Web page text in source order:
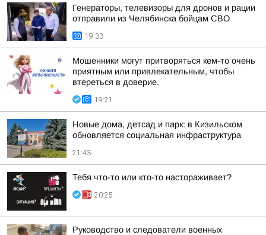
Генераторы, телевизоры для дронов и рации
отправили из Челябинска бойцам СВО
19:33
Мошенники могут притворяться кем-то очень
приятным или привлекательным, чтобы
втереться в доверие.
19:21
Новые дома, детсад и парк: в Кизильском
обновляется социальная инфраструктура
21:43
Тебя что-то или кто-то настораживает?
20:25
Руководство и следователи военных